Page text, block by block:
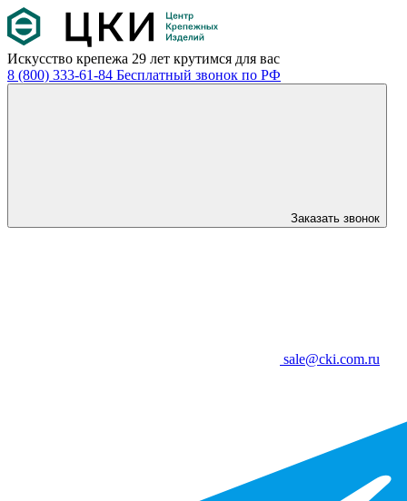
Искусство крепежа 29 лет крутимся для вас
8 (800) 333-61-84 Бесплатный звонок по РФ
Заказать звонок
sale@cki.com.ru